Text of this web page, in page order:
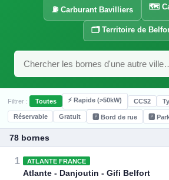
⛽ Carburant Bavilliers 🗺️
🗂️ Territoire de
Filtrer : Toutes ⚡ Rapide (>50kW) CCS2
Réservable Gratuit 🅿️ Bord de rue 🅿️
78 bornes
1 ATLANTE FRANCE
Atlante - Danjoutin - Gifi Belfort
⚡ 22 kW
⚡ 22 kW